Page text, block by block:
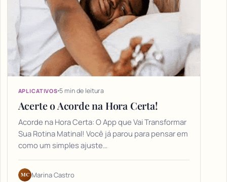
APLICATIVOS 5 min de leitura
Acerte o Acorde na Hora Certa!
Acorde na Hora Certa: O App que Vai Transformar
Sua Rotina Matinal! Você já parou para pensar em
como um simples ajuste…
MC Marina Castro